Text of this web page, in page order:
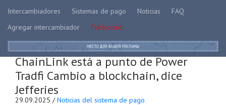
Intercambiadores Sistemas de pago Noticias
FAQ
Agregar intercambiador
Publicidad
ChainLink está a punto de Power
Tradfi Cambio a blockchain, dice
Jefferies
29.09.2025 /Noticias del sistema de pago